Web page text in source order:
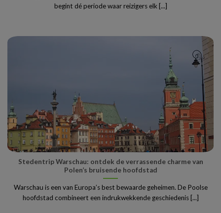
begint dé periode waar reizigers elk [...]
Stedentrip Warschau: ontdek de verrassende charme van
Polen’s bruisende hoofdstad
Warschau is een van Europa’s best bewaarde geheimen. De Poolse
hoofdstad combineert een indrukwekkende geschiedenis [...]